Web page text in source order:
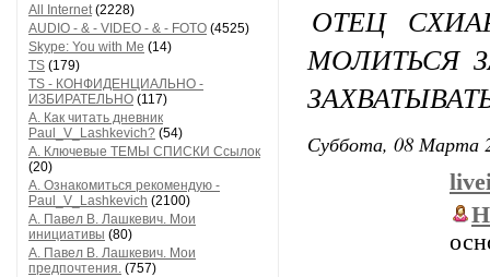
All Internet(2228)
AUDIO - & - VIDEO - & - FOTO (4525)
Skype: You with Me (14)
TS (179)
TS - КОНФИДЕНЦИАЛЬНО -
ИЗБИРАТЕЛЬНО (117)
А. Как читать дневник
Paul_V_Lashkevich? (54)
А. Ключевые ТЕМЫ СПИСКИ Ссылок
(20)
А. Ознакомиться рекомендую -
Paul_V_Lashkevich (2100)
А. Павел В. Лашкевич. Мои
инициативы (80)
А. Павел В. Лашкевич. Мои
предпочтения. (757)
ОТЕЦ
МОЛИТЬСЯ
Суббота, 08 Марта